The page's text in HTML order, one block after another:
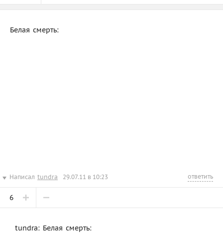
Белая смерть:
Написал tundra 29.07.11 в 10:23 ответить
6
tundra: Белая смерть: